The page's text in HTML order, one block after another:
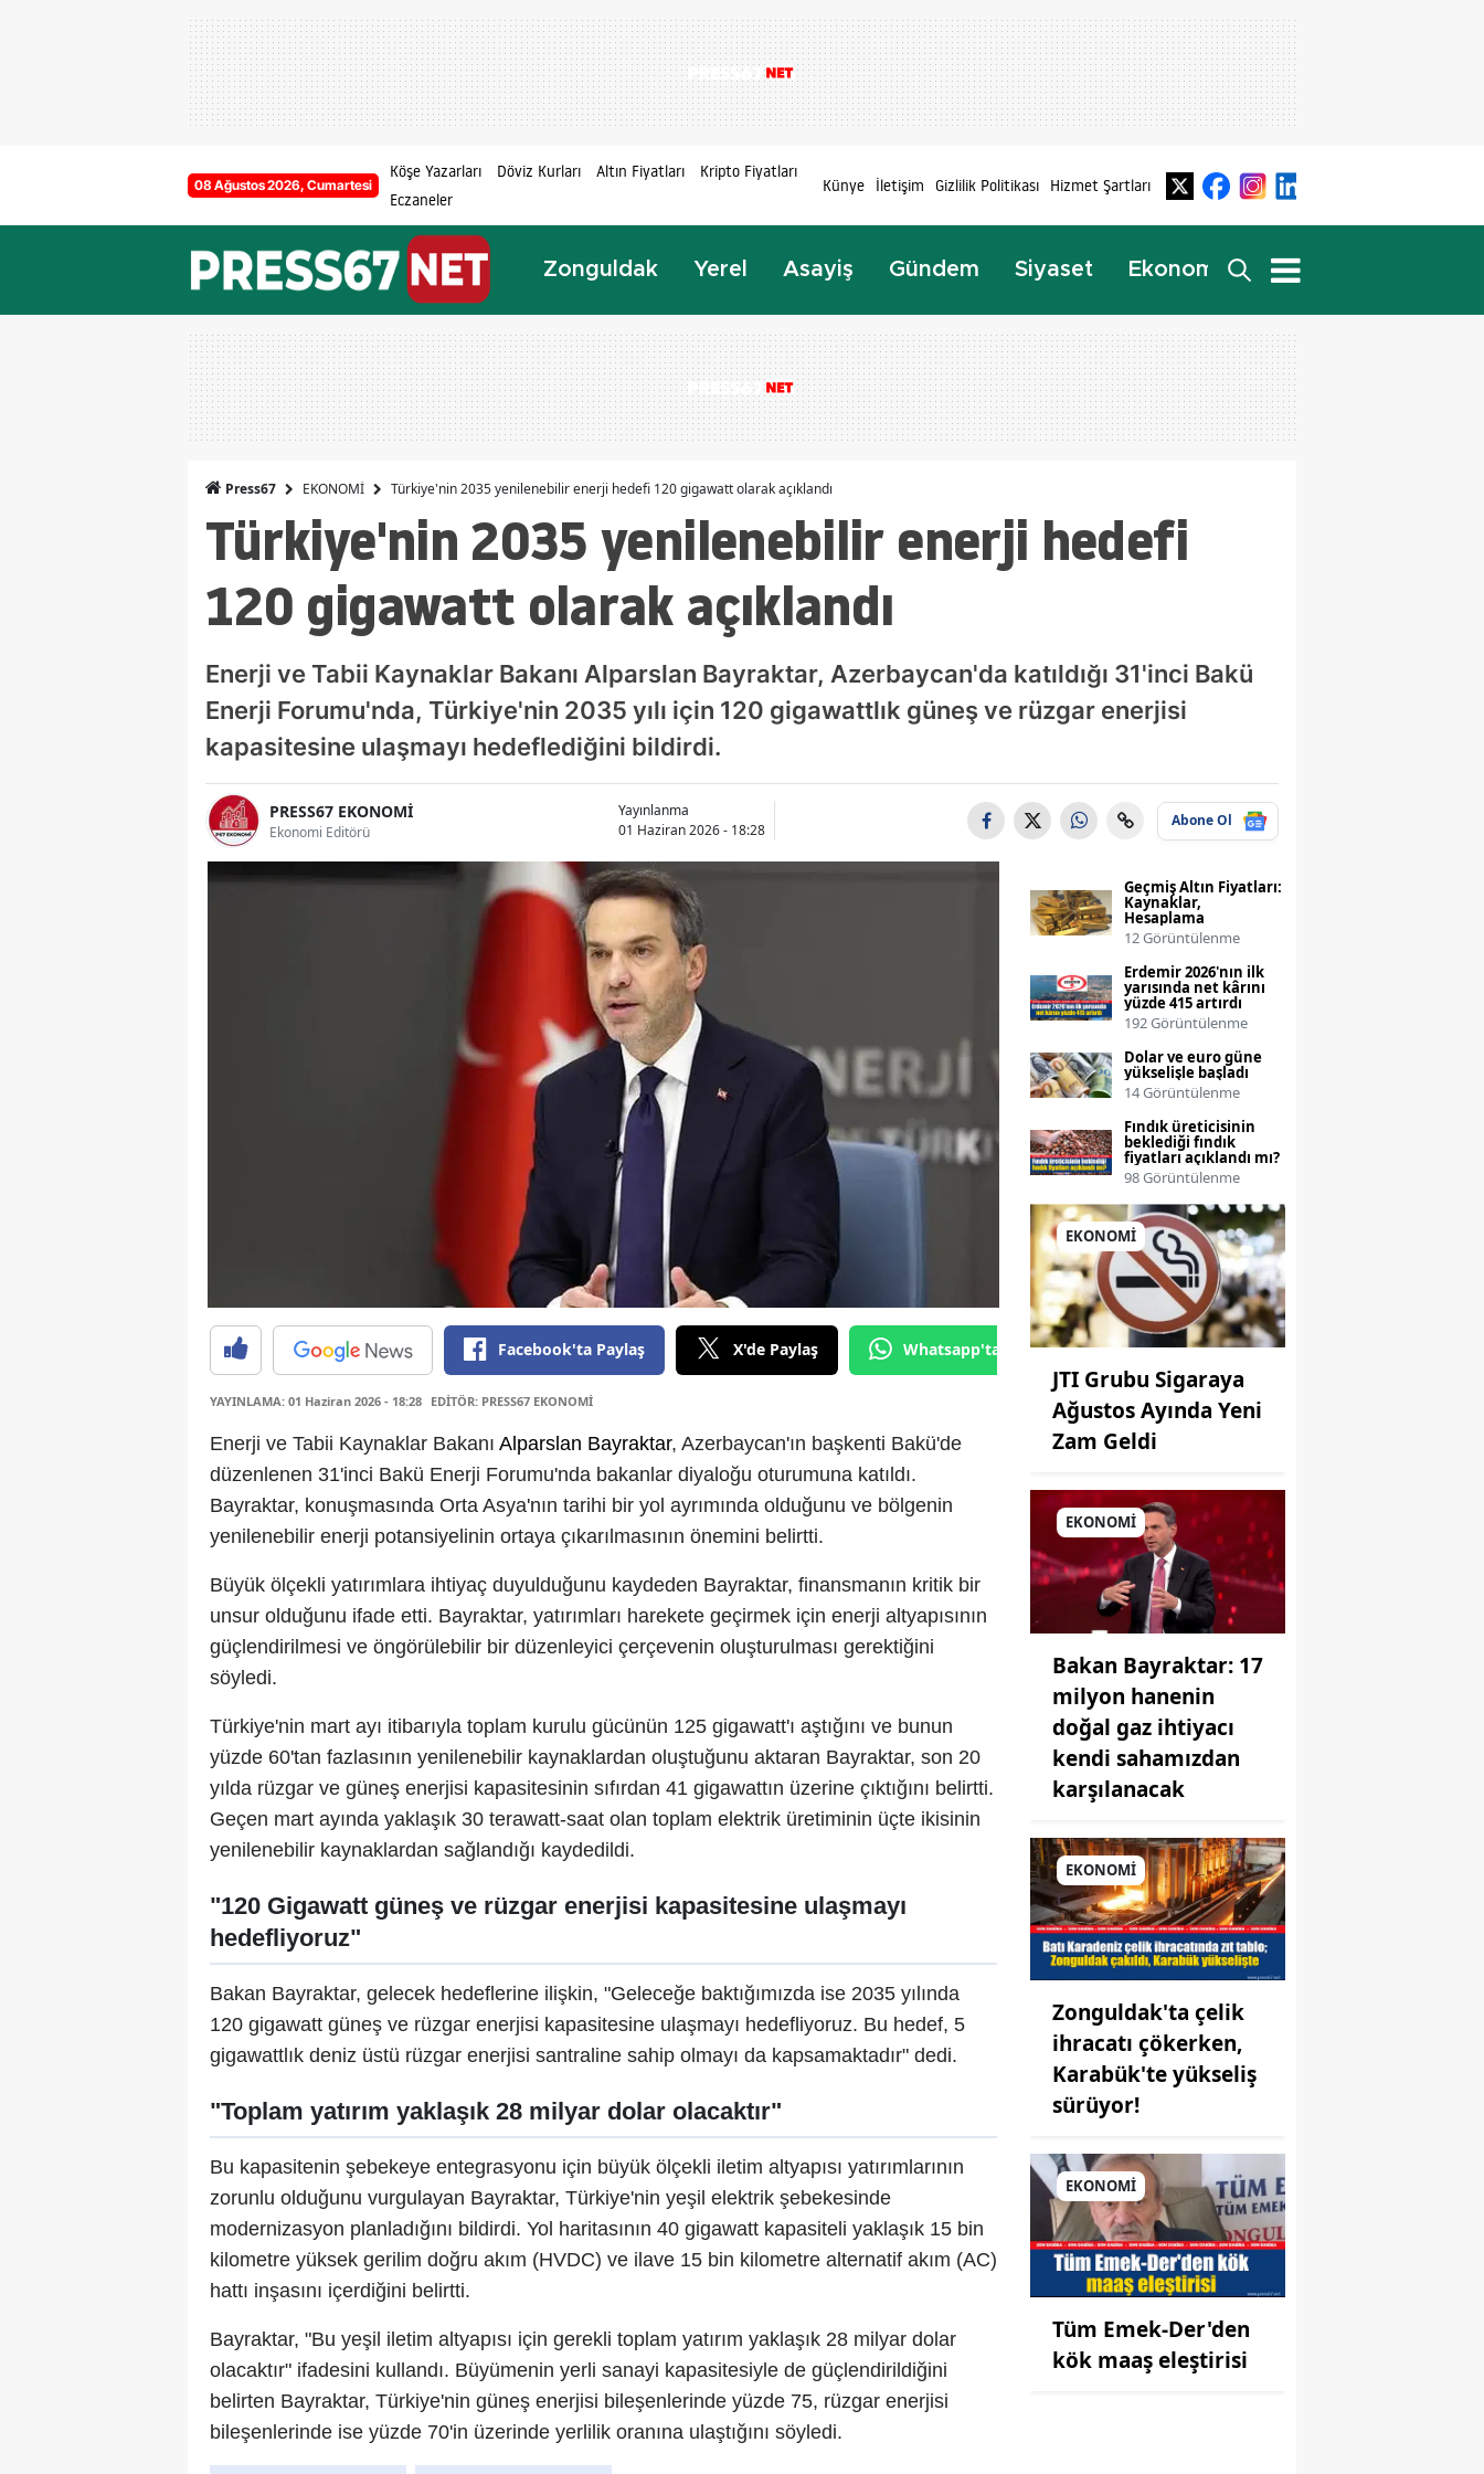
08 Ağustos 2026, Cumartesi
Köşe Yazarları Döviz Kurları Altın Fiyatları
Kripto Fiyatları
Eczaneler
Künye İletişim Gizlilik Politikası Hizmet Şartları
Zonguldak Yerel Asayiş Gündem Siyaset Ekonomi Yaşam
Press67 EKONOMİ Türkiye'nin 2035 yenilenebilir enerji hedefi 120 gigawatt olarak açıklandı
Türkiye'nin 2035 yenilenebilir enerji hedefi
120 gigawatt olarak açıklandı
Enerji ve Tabii Kaynaklar Bakanı Alparslan Bayraktar, Azerbaycan'da katıldığı 31'inci Bakü
Enerji Forumu'nda, Türkiye'nin 2035 yılı için 120 gigawattlık güneş ve rüzgar enerjisi
kapasitesine ulaşmayı hedeflediğini bildirdi.
PRESS67 EKONOMİ
Ekonomi Editörü
Yayınlanma
01 Haziran 2026 - 18:28
Abone Ol
Facebook'ta Paylaş X'de Paylaş Whatsapp'tan Gönder
YAYINLAMA: 01 Haziran 2026 - 18:28 EDİTÖR: PRESS67 EKONOMİ
Enerji ve Tabii Kaynaklar Bakanı Alparslan Bayraktar, Azerbaycan'ın başkenti Bakü'de
düzenlenen 31'inci Bakü Enerji Forumu'nda bakanlar diyaloğu oturumuna katıldı.
Bayraktar, konuşmasında Orta Asya'nın tarihi bir yol ayrımında olduğunu ve bölgenin
yenilenebilir enerji potansiyelinin ortaya çıkarılmasının önemini belirtti.
Büyük ölçekli yatırımlara ihtiyaç duyulduğunu kaydeden Bayraktar, finansmanın kritik bir
unsur olduğunu ifade etti. Bayraktar, yatırımları harekete geçirmek için enerji altyapısının
güçlendirilmesi ve öngörülebilir bir düzenleyici çerçevenin oluşturulması gerektiğini
söyledi.
Türkiye'nin mart ayı itibarıyla toplam kurulu gücünün 125 gigawatt'ı aştığını ve bunun
yüzde 60'tan fazlasının yenilenebilir kaynaklardan oluştuğunu aktaran Bayraktar, son 20
yılda rüzgar ve güneş enerjisi kapasitesinin sıfırdan 41 gigawattın üzerine çıktığını belirtti.
Geçen mart ayında yaklaşık 30 terawatt-saat olan toplam elektrik üretiminin üçte ikisinin
yenilenebilir kaynaklardan sağlandığı kaydedildi.
"120 Gigawatt güneş ve rüzgar enerjisi kapasitesine ulaşmayı
hedefliyoruz"
Bakan Bayraktar, gelecek hedeflerine ilişkin, "Geleceğe baktığımızda ise 2035 yılında
120 gigawatt güneş ve rüzgar enerjisi kapasitesine ulaşmayı hedefliyoruz. Bu hedef, 5
gigawattlık deniz üstü rüzgar enerjisi santraline sahip olmayı da kapsamaktadır" dedi.
"Toplam yatırım yaklaşık 28 milyar dolar olacaktır"
Bu kapasitenin şebekeye entegrasyonu için büyük ölçekli iletim altyapısı yatırımlarının
zorunlu olduğunu vurgulayan Bayraktar, Türkiye'nin yeşil elektrik şebekesinde
modernizasyon planladığını bildirdi. Yol haritasının 40 gigawatt kapasiteli yaklaşık 15 bin
kilometre yüksek gerilim doğru akım (HVDC) ve ilave 15 bin kilometre alternatif akım (AC)
hattı inşasını içerdiğini belirtti.
Bayraktar, "Bu yeşil iletim altyapısı için gerekli toplam yatırım yaklaşık 28 milyar dolar
olacaktır" ifadesini kullandı. Büyümenin yerli sanayi kapasitesiyle de güçlendirildiğini
belirten Bayraktar, Türkiye'nin güneş enerjisi bileşenlerinde yüzde 75, rüzgar enerjisi
bileşenlerinde ise yüzde 70'in üzerinde yerlilik oranına ulaştığını söyledi.
Geçmiş Altın Fiyatları:
Kaynaklar,
Hesaplama
12 Görüntülenme
Erdemir 2026'nın ilk
yarısında net kârını
yüzde 415 artırdı
192 Görüntülenme
Dolar ve euro güne
yükselişle başladı
14 Görüntülenme
Fındık üreticisinin
beklediği fındık
fiyatları açıklandı mı?
98 Görüntülenme
EKONOMİ
JTI Grubu Sigaraya
Ağustos Ayında Yeni
Zam Geldi
EKONOMİ
Bakan Bayraktar: 17
milyon hanenin
doğal gaz ihtiyacı
kendi sahamızdan
karşılanacak
EKONOMİ
Zonguldak'ta çelik
ihracatı çökerken,
Karabük'te yükseliş
sürüyor!
EKONOMİ
Tüm Emek-Der'den
kök maaş eleştirisi